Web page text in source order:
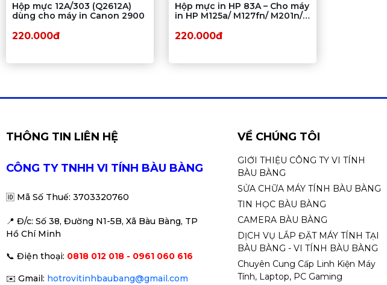
Hộp mực 12A/303 (Q2612A)
dùng cho máy in Canon 2900
220.000đ
Hộp mực in HP 83A – Cho máy
in HP M125a/ M127fn/ M201n/
220.000đ
THÔNG TIN LIÊN HỆ
CÔNG TY TNHH VI TÍNH BÀU BÀNG
🆔 Mã Số Thuế: 3703320760
📍 Đ/c: Số 38, Đường N1-5B, Xã Bàu Bàng, TP
Hồ Chí Minh
📞 Điện thoại: 0818 012 018 - 0961 060 616
✉️ Gmail: hotrovitinhbaubang@gmail.com
VỀ CHÚNG TÔI
GIỚI THIỆU CÔNG TY VI TÍNH
BÀU BÀNG
SỬA CHỮA MÁY TÍNH BÀU BÀNG
TIN HỌC BÀU BÀNG
CAMERA BÀU BÀNG
DỊCH VỤ LẮP ĐẶT MÁY TÍNH TẠI
BÀU BÀNG - VI TÍNH BÀU BÀNG
Chuyên Cung Cấp Linh Kiện Máy
Tính, Laptop, PC Gaming